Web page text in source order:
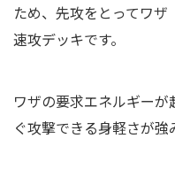
ため、先攻をとってワザ
速攻デッキです。
ワザの要求エネルギー
ぐ攻撃できる身軽さが強